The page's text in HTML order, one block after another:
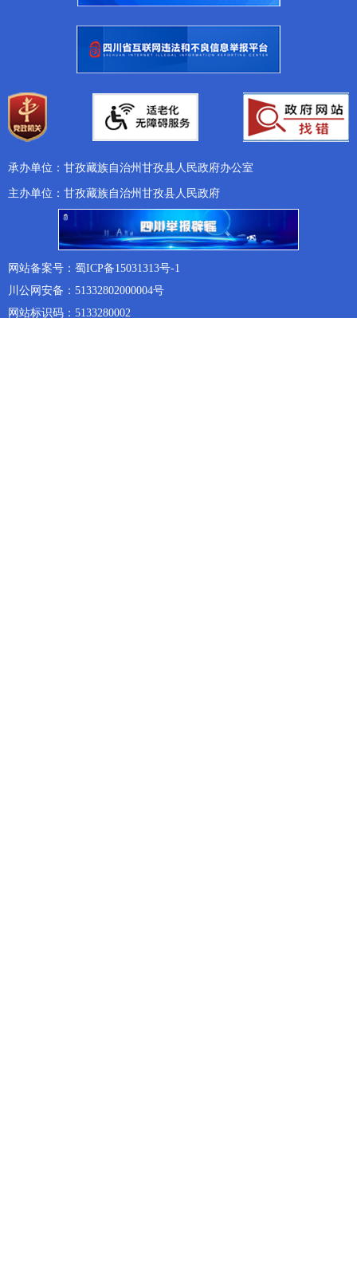
承办单位：甘孜藏族自治州甘孜县人民政府办公室
主办单位：甘孜藏族自治州甘孜县人民政府
网站备案号：蜀ICP备15031313号-1
川公网安备：51332802000004号
网站标识码：5133280002